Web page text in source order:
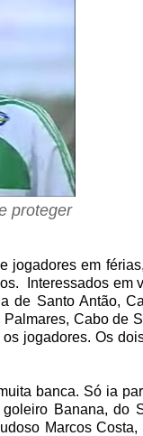
proteger
jogadores em
Interessados em
de Santo Antão,
Cabo de
jogadores. Os
banca. Só ia
Banana, do
Marcos Costa,